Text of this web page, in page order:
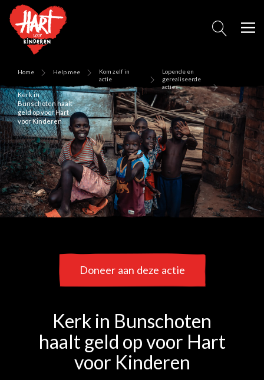
Home Help mee
Kom zelf in
actie
Lopende en
gerealiseerde
acties
Kerk in
Bunschoten haalt
geld op voor Hart
voor Kinderen
Doneer aan deze actie
Kerk in Bunschoten
haalt geld op voor Hart
voor Kinderen